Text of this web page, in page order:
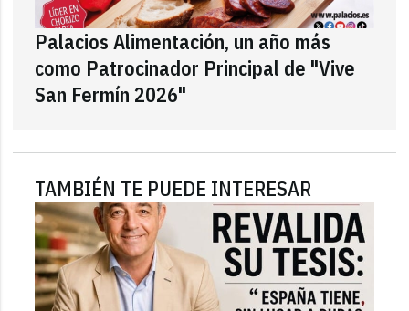
Palacios Alimentación, un año más
como Patrocinador Principal de "Vive
San Fermín 2026"
TAMBIÉN TE PUEDE INTERESAR